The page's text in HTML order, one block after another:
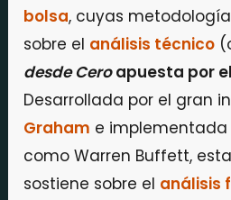
bolsa, cuyas
sobre el análisis técnico
desde Ceroapuesta por el
Desarrollada por el gran
Graham e
como Warren Buffett,
sostiene sobre el análisis